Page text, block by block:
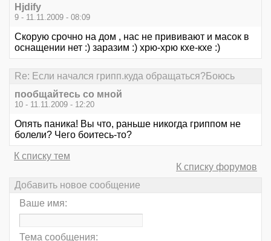
Hjdify
9 - 11.11.2009 - 08:09
Скорую срочно на дом , нас не прививают и масок в
оснащении нет :) заразим :) хрю-хрю кхе-кхе :)
Re: Если начался грипп.куда обращаться?Боюсь
пообщайтесь со мной
10 - 11.11.2009 - 12:20
Опять паника! Вы что, раньше никогда гриппом не
болели? Чего боитесь-то?
К списку тем
К списку форумов
Добавить новое сообщение
Ваше имя:
Тема сообщения: